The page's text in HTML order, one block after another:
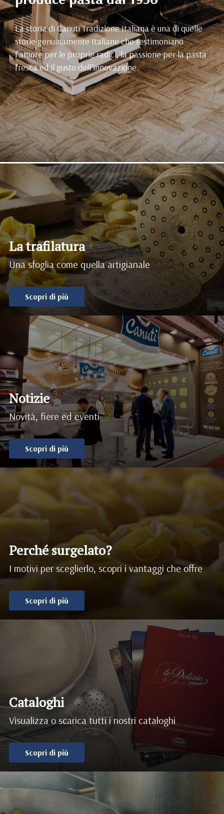
La storia di Canuti Tradizione Italiana è una di quelle
storie genuinamente Italiane che testimoniano
l’amore per le proprie radici, la passione per la pasta
fresca ed il gusto dell’innovazione.
La trafilatura
Una sfoglia come quella artigianale
Scopri di più
Notizie
Novità, fiere ed eventi
Scopri di più
Perché surgelato?
I motivi per sceglierlo, scopri i vantaggi che offre
Scopri di più
Cataloghi
Visualizza o scarica tutti i nostri cataloghi
Scopri di più